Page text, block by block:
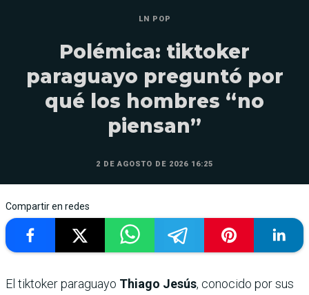
LN POP
Polémica: tiktoker
paraguayo preguntó por
qué los hombres “no
piensan”
2 DE AGOSTO DE 2026 16:25
Compartir en redes
El tiktoker paraguayo Thiago Jesús, conocido por sus